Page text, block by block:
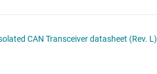
러(MCU) 및 프로세서 절연
비교기 절연 디지털 입력
CAN Transceiver datasheet (Rev. L)